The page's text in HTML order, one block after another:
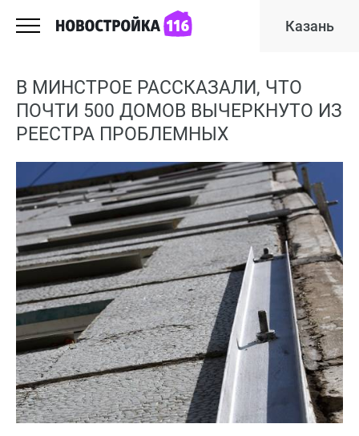
Казань
В МИНСТРОЕ РАССКАЗАЛИ, ЧТО
ПОЧТИ 500 ДОМОВ ВЫЧЕРКНУТО ИЗ
РЕЕСТРА ПРОБЛЕМНЫХ